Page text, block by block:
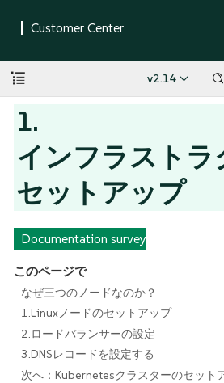
v2.14
1.
インフラストラ
セットアップ
Documentation survey
このページで
なぜ三つのノードなのか？
1.Linuxノードのセットアップ
2.ロードバランサーの設定
3.DNSレコードを設定する
次へ：Kubernetesクラスターのセット